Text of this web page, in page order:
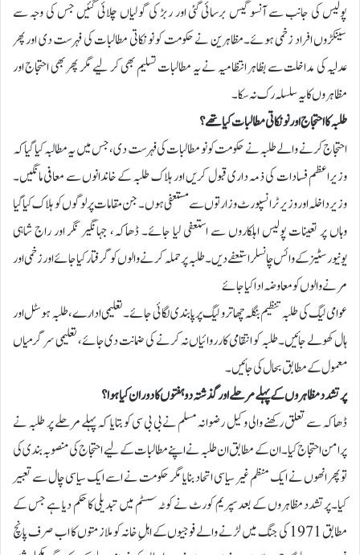
پولیس کی جانب سے آنسو گیس برسائی گئی اور ربڑ کی گولیاں چلائی گئیں جس کی وجہ سے
سینکڑوں افراد زخمی ہوئے۔مظاہرین نے حکومت کو نو نکاتی مطالبات کی فہرست دی اور پھر
عدلیہ کی مداخلت سے بظاہر انتظامیہ نے یہ مطالبات تسلیم بھی کر لیے مگر پھر بھی احتجاج اور
مظاہروں کا یہ سلسلہ رک نہ سکا۔
طلبہ کا احتجاج اور نو نکاتی مطالبات کیا تھے؟
احتجاج کرنے والے طلبہ نے حکومت کو نو مطالبات کی فہرست دی، جس میں یہ مطالبہ کیا گیا کہ
وزیراعظم فسادات کی ذمہ داری قبول کریں اور ہلاک طلبہ کے خاندانوں سے معافی مانگیں۔
وزیرداخلہ اور وزیر ٹرانسپورٹ وزارتوں سے مستعفی ہوں۔ جن مقامات پر لوگوں کو ہلاک کیا گیا
وہاں پر تعینات پولیس اہلکاروں سے استعفی لیا جائے۔ ڈھاکہ، جہانگیر نگر اور راج شاہی
یونیورسٹیز کے وائس چانسلر استعفے دیں۔ طلبہ پر حملہ کرنے والوں کو گرفتار کیا جائے اور زخمی اور
مرنے والوں کو معاوضہ ادا کیا جائے
عوامی لیگ کی طلبہ تنظیم بنگلہ چھاترو لیگ پر پابندی لگائی جائے۔ تعلیمی ادارے، طلبہ ہوسٹل اور
ہال کھولے جائیں۔ طلبہ کو انتقامی کارروائیاں نہ کرنے کی ضمانت دی جائے، تعلیمی سرگرمیاں
معمول کے مطابق بحال کی جائیں۔
پرتشدد مظاہروں کے پہلے مرحلے اور گذشتہ دو ہفتوں کا دوران کیا ہوا؟
ڈھاکہ سے تعلق رکھنے والی وکیل رضوانہ مسلم نے بی بی سی کو بتایا کہ پہلے مرحلے پر طلبہ نے
پرامن احتجاج کیا۔ ان کے مطابق ان طلبہ نے اپنے مطالبات کے لیے احتجاج کی منصوبہ بندی کی
تو پھر انھوں نے ایک منظم غیر سیاسی اتحاد بنایا مگر حکومت نے اسے ایک سیاسی چال سے تعبیر
کیا۔پرتشدد مظاہروں کے بعد سپریم کورٹ نے کوٹہ سسٹم میں تبدیلی کا حکم دیا ہے جس کے
مطابق 1971 کی جنگ میں لڑنے والے فوجیوں کے اہلِ خانہ کو ملازمتوں کا اب صرف پانچ